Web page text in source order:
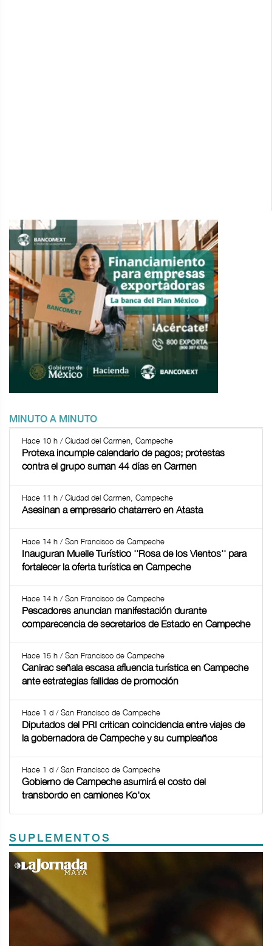
MINUTO A MINUTO
Hace 10 h / Ciudad del Carmen, Campeche
Protexa incumple calendario de pagos; protestas
contra el grupo suman 44 días en Carmen
Hace 11 h / Ciudad del Carmen, Campeche
Asesinan a empresario chatarrero en Atasta
Hace 14 h / San Francisco de Campeche
Inauguran Muelle Turístico ''Rosa de los Vientos'' para
fortalecer la oferta turística en Campeche
Hace 14 h / San Francisco de Campeche
Pescadores anuncian manifestación durante
comparecencia de secretarios de Estado en Campeche
Hace 15 h / San Francisco de Campeche
Canirac señala escasa afluencia turística en Campeche
ante estrategias fallidas de promoción
Hace 1 d / San Francisco de Campeche
Diputados del PRI critican coincidencia entre viajes de
la gobernadora de Campeche y su cumpleaños
Hace 1 d / San Francisco de Campeche
Gobierno de Campeche asumirá el costo del
transbordo en camiones Ko'ox
SUPLEMENTOS